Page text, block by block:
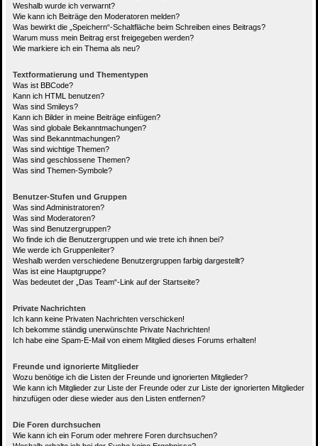
Weshalb wurde ich verwarnt?
Wie kann ich Beiträge den Moderatoren melden?
Was bewirkt die „Speichern“-Schaltfläche beim Schreiben eines Beitrags?
Warum muss mein Beitrag erst freigegeben werden?
Wie markiere ich ein Thema als neu?
Textformatierung und Thementypen
Was ist BBCode?
Kann ich HTML benutzen?
Was sind Smileys?
Kann ich Bilder in meine Beiträge einfügen?
Was sind globale Bekanntmachungen?
Was sind Bekanntmachungen?
Was sind wichtige Themen?
Was sind geschlossene Themen?
Was sind Themen-Symbole?
Benutzer-Stufen und Gruppen
Was sind Administratoren?
Was sind Moderatoren?
Was sind Benutzergruppen?
Wo finde ich die Benutzergruppen und wie trete ich ihnen bei?
Wie werde ich Gruppenleiter?
Weshalb werden verschiedene Benutzergruppen farbig dargestellt?
Was ist eine Hauptgruppe?
Was bedeutet der „Das Team“-Link auf der Startseite?
Private Nachrichten
Ich kann keine Privaten Nachrichten verschicken!
Ich bekomme ständig unerwünschte Private Nachrichten!
Ich habe eine Spam-E-Mail von einem Mitglied dieses Forums erhalten!
Freunde und ignorierte Mitglieder
Wozu benötige ich die Listen der Freunde und ignorierten Mitglieder?
Wie kann ich Mitglieder zur Liste der Freunde oder zur Liste der ignorierten Mitglieder
hinzufügen oder diese wieder aus den Listen entfernen?
Die Foren durchsuchen
Wie kann ich ein Forum oder mehrere Foren durchsuchen?